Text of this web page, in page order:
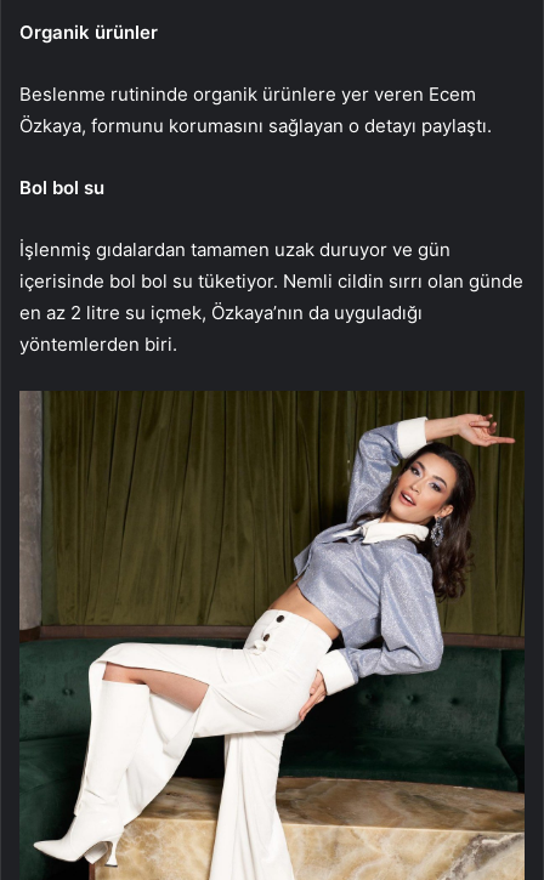
Organik ürünler
Beslenme rutininde organik ürünlere yer veren Ecem
Özkaya, formunu korumasını sağlayan o detayı paylaştı.
Bol bol su
İşlenmiş gıdalardan tamamen uzak duruyor ve gün
içerisinde bol bol su tüketiyor. Nemli cildin sırrı olan günde
en az 2 litre su içmek, Özkaya’nın da uyguladığı
yöntemlerden biri.